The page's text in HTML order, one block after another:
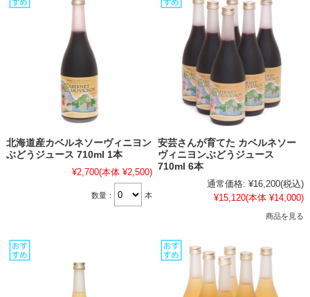
北海道産カベルネソーヴィニヨン
ぶどうジュース 710ml 1本
¥2,700(本体 ¥2,500)
数量： 本
安芸さんが育てた カベルネソー
ヴィニヨンぶどうジュース
710ml 6本
通常価格: ¥16,200(税込)
¥15,120(本体 ¥14,000)
商品を見る